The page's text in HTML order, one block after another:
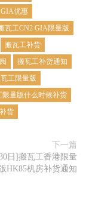
优惠
瓦工CN2 GIA限量版
搬瓦工补货
搬瓦工补货通知
工限量版
限量版什么时候补货
货
下一篇
日]搬瓦工香港限量
HK85机房补货通知